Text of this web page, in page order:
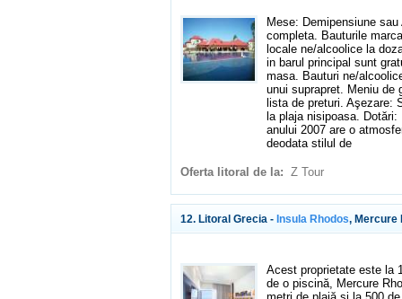
Mese: Demipensiune
completa. Bauturile
locale ne/alcoolice la
in barul principal sunt
masa. Bauturi ne/
unui suprapret. Meniu de
lista de preturi. Aşezare:
la plaja nisipoasa.
anului 2007 are o
deodata stilul de
Oferta litoral de la: Z Tour
12. Litoral Grecia - Insula Rhodos, Mercure
Acest proprietate este la
de o piscină, Mercure